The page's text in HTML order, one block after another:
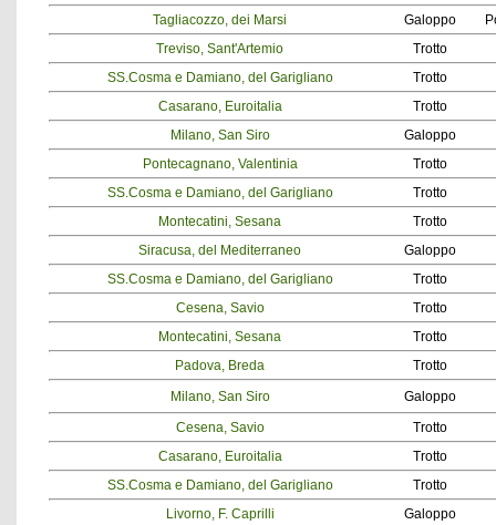
Tagliacozzo, dei Marsi
Galoppo
Treviso, Sant'Artemio
Trotto
SS.Cosma e Damiano, del Garigliano
Trotto
Casarano, Euroitalia
Trotto
Milano, San Siro
Galoppo
Pontecagnano, Valentinia
Trotto
SS.Cosma e Damiano, del Garigliano
Trotto
Montecatini, Sesana
Trotto
Siracusa, del Mediterraneo
Galoppo
SS.Cosma e Damiano, del Garigliano
Trotto
Cesena, Savio
Trotto
Montecatini, Sesana
Trotto
Padova, Breda
Trotto
Milano, San Siro
Galoppo
Cesena, Savio
Trotto
Casarano, Euroitalia
Trotto
SS.Cosma e Damiano, del Garigliano
Trotto
Livorno, F. Caprilli
Galoppo